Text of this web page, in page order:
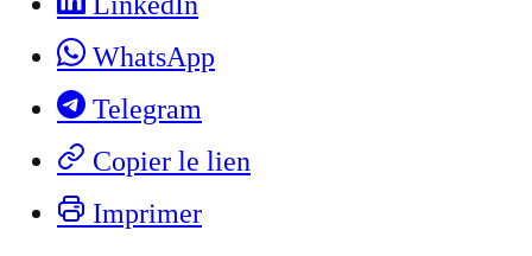
WhatsApp
Telegram
Copier le lien
Imprimer